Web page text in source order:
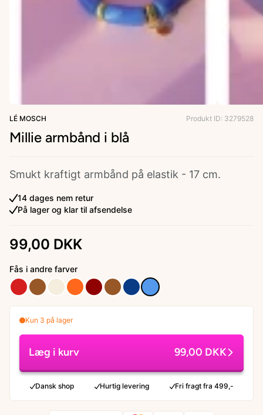
LÉ MOSCH Produkt ID: 3279528
Millie armbånd i blå
Smukt kraftigt armbånd på elastik - 17 cm.
14 dages nem retur
På lager og klar til afsendelse
99,00 DKK
Fås i andre farver
Kun 3 på lager
Læg i kurv 99,00 DKK
Dansk shop Hurtig levering Fri fragt fra 499,-